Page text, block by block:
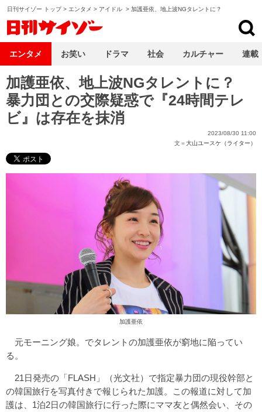
日刊サイゾー トップ> エンタメ > アイドル > 加護亜依、地上波NGタレントに？
加護亜依、地上波NGタレントに？
暴力団との交際疑惑で『24時間テレ
ビ』は存在を抹消
2023/08/30 11:00
文＝大山ユースケ（ライター）
加護亜依
元モーニング娘。でタレントの加護亜依が窮地に陥ってい
る。
21日発売の「FLASH」（光文社）で指定暴力団の現役幹部と
の韓国旅行を写真付きで報じられた加護。この報道に対して加
護は、1泊2日の韓国旅行に行った際にママ友と偶然会い、その
エンタメ お笑い ドラマ 社会 カルチャー 連載